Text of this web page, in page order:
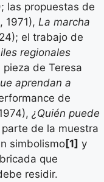
las propuestas de
1971), La marcha
el trabajo de
regionales
pieza de Teresa
aprendan a
de
¿Quién puede
de la muestra
simbolismo [1] y
que
residir.